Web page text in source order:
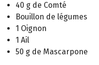
40 g de Comté
Bouillon de légumes
1 Oignon
1 Ail
50 g de Mascarpone